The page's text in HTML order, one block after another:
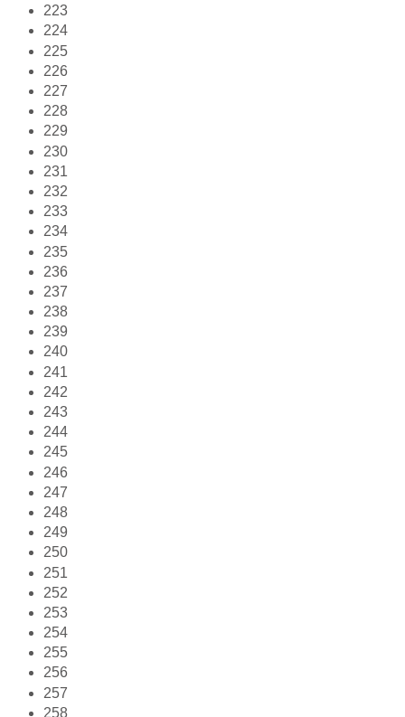
223
224
225
226
227
228
229
230
231
232
233
234
235
236
237
238
239
240
241
242
243
244
245
246
247
248
249
250
251
252
253
254
255
256
257
258